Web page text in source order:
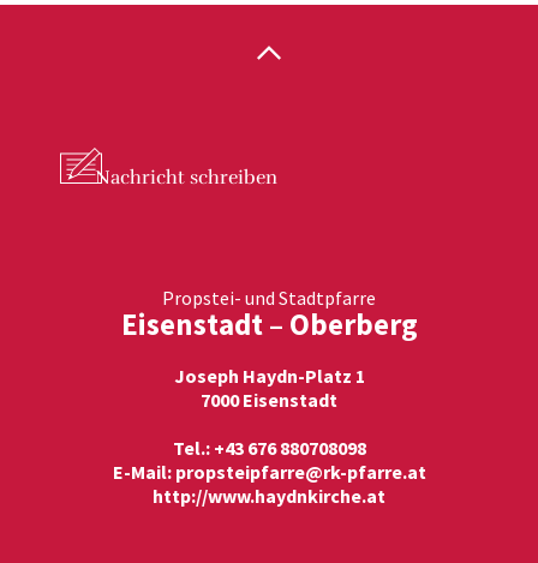
Nachricht schreiben
Propstei- und Stadtpfarre
Eisenstadt – Oberberg
Joseph Haydn-Platz 1
7000 Eisenstadt
Tel.: +43 676 880708098
E-Mail: propsteipfarre@rk-pfarre.at
http://www.haydnkirche.at